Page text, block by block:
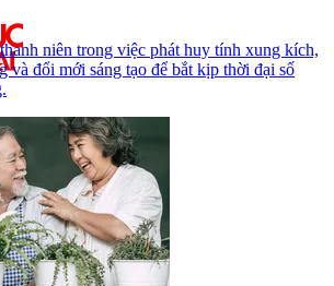
niên trong việc phát huy tính xung kích,
và đổi mới sáng tạo để bắt kịp thời đại số